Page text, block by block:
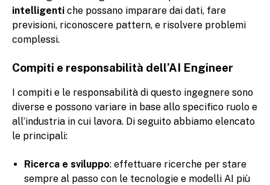
intelligenti che possano imparare dai dati, fare
previsioni, riconoscere pattern, e risolvere problemi
complessi.
Compiti e responsabilità dell’AI Engineer
I compiti e le responsabilità di questo ingegnere sono
diverse e possono variare in base allo specifico ruolo e
all’industria in cui lavora. Di seguito abbiamo elencato
le principali:
Ricerca e sviluppo: effettuare ricerche per stare
sempre al passo con le tecnologie e modelli AI più